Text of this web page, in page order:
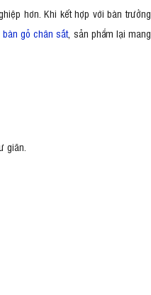
hơn. Khi kết hợp với bàn trưởng
bàn gỗ chân sắt, sản phẩm lại mang
giãn.